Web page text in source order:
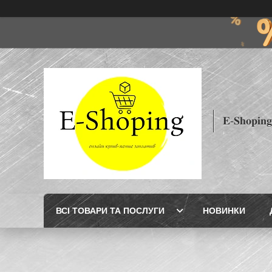
𝐄-𝐒𝐡𝐨𝐩𝐢𝐧𝐠
ВСІ ТОВАРИ ТА ПОСЛУГИ НОВИНКИ